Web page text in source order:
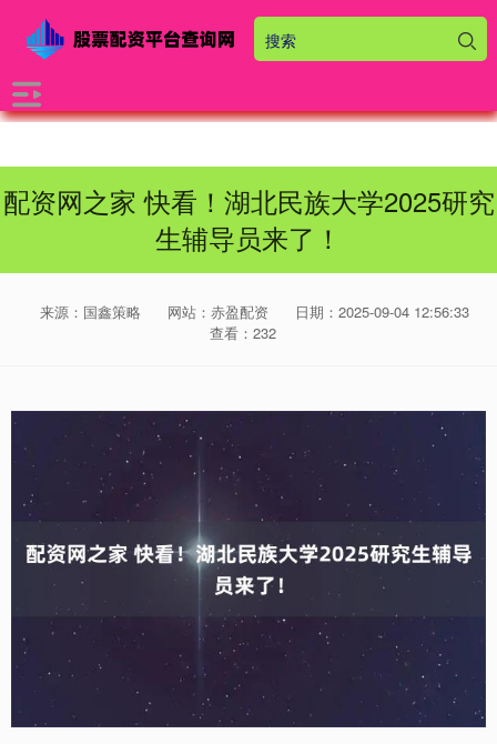
配资网之家 快看！湖北民族大学2025研究
生辅导员来了！
来源：国鑫策略 网站：赤盈配资
日期：2025-09-04 12:56:33
查看：232